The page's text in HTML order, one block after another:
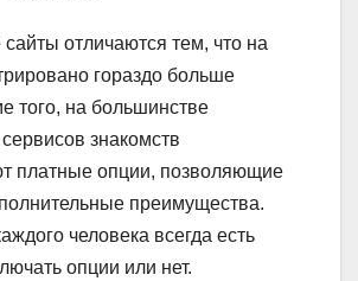
отличаются тем, что на
гораздо больше
того, на большинстве
знакомств
платные опции, позволяющие
преимущества.
человека всегда есть
опции или нет.